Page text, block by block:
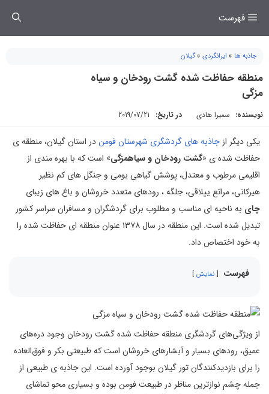
فهرست
جاذبه ها » ایرانگردی »گیلان
منطقه حفاظت شده گشت رودخان و سیاه
مزگی
نویسنده: سمیرا هادی در تاریخ: 2019/07/21
یکی دیگر از جاذبه های گردشگری شهرستان فومندر استان گیلان، منطقه ی
حفاظت شده ی «گشت رودخان و سیاهمزگی» است که با بهره مندی از
اقلیمی مرطوب و معتدل، پوشش گیاهی بومی و جنگل های کم نظیر
هیرکانی، مراتع ییلاقی، جلگه ، رودهای متعدد خروشان و باغ های زیبای
چای به ناحیه ای مناسب و مطلوب برای گردشگران و مسافران سراسر کشور
تبدیل شده است. این منطقه در سال ۱۳۷۸ عنوان منطقه ای حفاظت شده را
به خود اختصاص داد.
فهرست نمایش
از ویژگی‌های گردشگری منطقه حفاظت شده گشت رودخان وجود دره‌های
عمیق، رودهای بسیار و آبشارهای خروشان است که طبیعتی بکر و فوق‌العاده
را برای بازدیدکنندگان تور گیلان بوجود آورده است. این جاذبه ی طبیعی از
جمله چشم نوازترین مناظر در طبیعت فومن بوده و بسیاری محو تماشای